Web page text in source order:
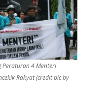
Peraturan 4 Menteri
Rakyat (credit pic by